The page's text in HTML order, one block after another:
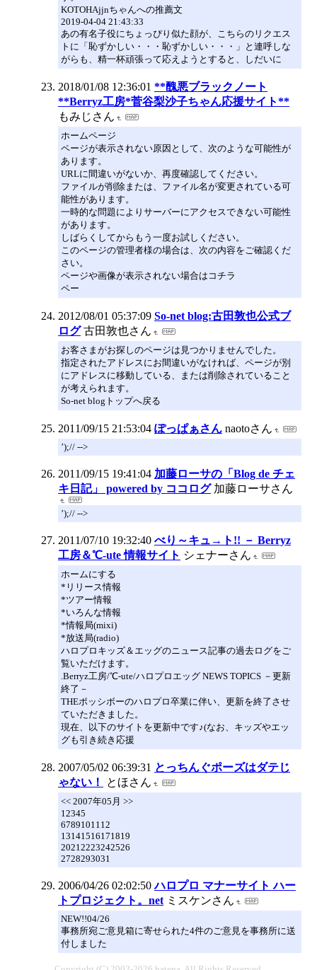
KOTOHAjjnちゃんへの推薦文
2019-04-04 21:43:33
あの有名子役にちょっぴり似た顔が、こちらのリクエス
トに「恥ずかしい・・・恥ずかしい・・・」と連呼しな
がらも、精一杯頑張って応えようとすると、しだいに
2018/01/08 12:36:01 **醜悪ブラックノート
**Berryz工房*菅谷梨沙子ちゃん応援サイト**
もみじさん
ホームページ
ページが表示されない原因として、次のような可能性が
あります。
URLに間違いがないか、再度確認してください。
ファイルが削除または、ファイル名が変更されている可
能性があります。
一時的な問題によりサーバーにアクセスできない可能性
があります。
しばらくしてからもう一度お試しください。
このページの管理者様の場合は、次の内容をご確認くだ
さい。
ページや画像が表示されない場合はコチラ
ペー
2012/08/01 05:37:09 So-net blog:古田敦也公式ブ
ログ 古田敦也さん
お客さまがお探しのページは見つかりませんでした。
指定されたアドレスにお間違いがなければ、ページが別
にアドレスに移動している、または削除されていること
が考えられます。
So-net blogトップへ戻る
2011/09/15 21:53:04 ぽっぱぁさん naotoさん
’);// -->
2011/09/15 19:41:04 加藤ローサの「Blog de チェ
キ日記」 powered by ココログ 加藤ローサさん
’);// -->
2011/07/10 19:32:40 べり～キュ→ト!! － Berryz
工房＆℃-ute 情報サイト シェナーさん
ホームにする
*リリース情報
*ツアー情報
*いろんな情報
*情報局(mixi)
*放送局(radio)
ハロプロキッズ＆エッグのニュース記事の過去ログをご
覧いただけます。
.Berryz工房/℃-ute/ハロプロエッグ NEWS TOPICS －更新
終了－
THEポッシボーのハロプロ卒業に伴い、更新を終了させ
ていただきました。
現在、以下のサイトを更新中です♪(なお、キッズやエッ
グも引き続き応援
2007/05/02 06:39:31 とっちんぐポーズはダテじ
ゃない！
とほさん
<< 2007年05月 >>
12345
6789101112
13141516171819
20212223242526
2728293031
2006/04/26 02:02:50 ハロプロ マナーサイト ハー
トプロジェクト。net ミスケンさん
NEW!!04/26
事務所宛ご意見箱に寄せられた4件のご意見を事務所に送
付しました